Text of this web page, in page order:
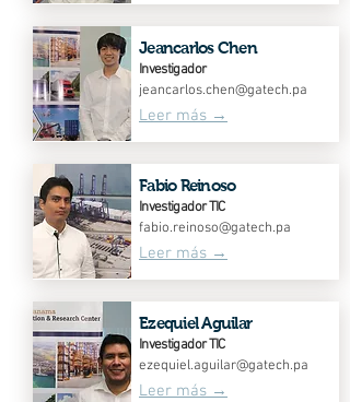
Jeancarlos Chen
Investigador
jeancarlos.chen@gatech.pa
Leer más →
Fabio Reinoso
Investigador TIC
fabio.reinoso@gatech.pa
Leer más →
Ezequiel Aguilar
Investigador TIC
ezequiel.aguilar@gatech.pa
Leer más →